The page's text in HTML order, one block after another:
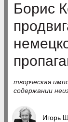
Борис
творческая
содержании
Игорь